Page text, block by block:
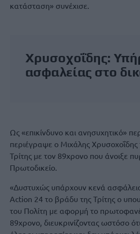
κατάσταση» συνέχισε.
Χρυσοχοΐδης:
ασφαλείας στο
Ως «επικίνδυνο και ανησυχητικό»
περιέγραψε ο Μιχάλης Χρυσοχοΐδης
Τρίτης με τον 89χρονο που άνοιξε
Πρωτοδικείο.
«Δυστυχώς υπάρχουν κενά
Action 24 το βράδυ της Τρίτης ο
του Πολίτη με αφορμή το
89χρονο, διευκρινίζοντας ωστόσο